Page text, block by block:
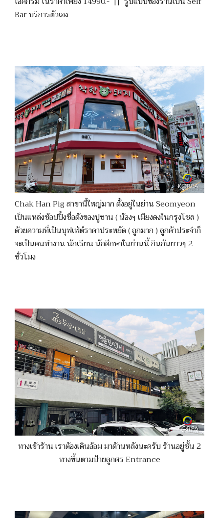
Bar บริการตัวเอง
Chak Han Pig สาขานี้ใหญ่มาก ตั้งอยู่ในย่าน Seomyeon
เป็นแหล่งช้อปปิ้งชื่อดังของปูซาน ( น้องๆ เมียงดงในกรุงโซล )
ด้วยความที่เป็นบุฟเฟ่ต์ราคาประหยัด ( ถูกมาก ) ลูกค้าประจำก็
จะเป็นคนทำงาน นักเรียน นักศึกษาในย่านนี้ กินกันยาวๆ 2
ชั่วโมง
ทางเข้าร้าน เราต้องเดินอ้อม มาด้านหลังนะครับ ร้านอยู่ชั้น 2
ทางขึ้นตามป้ายลูกศร Entrance